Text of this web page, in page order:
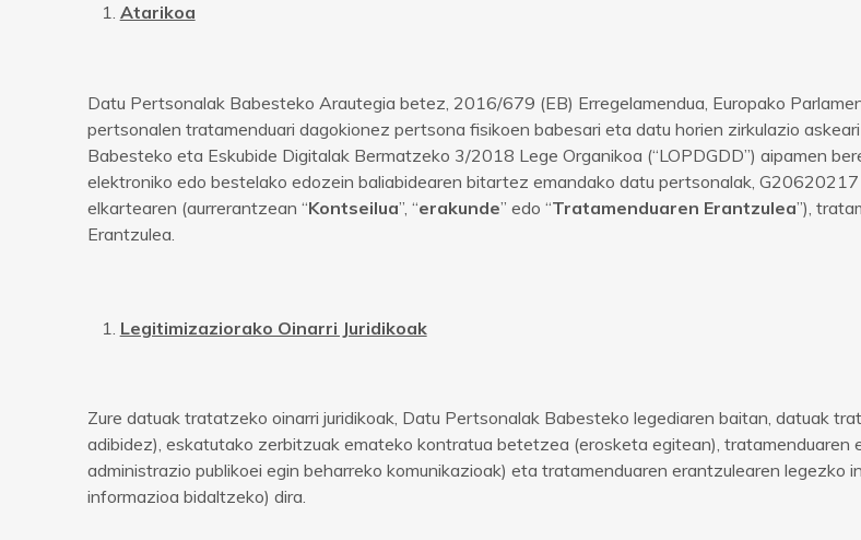
Atarikoa
Datu Pertsonalak Babesteko Arautegia betez, 2016/679 (EB) Erregelamendua, Europako
pertsonalen tratamenduari dagokionez pertsona fisikoen babesari eta datu horien zirkulazio
Babesteko eta Eskubide Digitalak Bermatzeko 3/2018 Lege Organikoa (“LOPDGDD”) aipamen
elektroniko edo bestelako edozein baliabidearen bitartez emandako datu pertsonalak, G20620217
elkartearen (aurrerantzean “Kontseilua”, “erakunde” edo “Tratamenduaren Erantzulea”),
Erantzulea.
Legitimizaziorako Oinarri Juridikoak
Zure datuak tratatzeko oinarri juridikoak, Datu Pertsonalak Babesteko legediaren baitan, datuak
adibidez), eskatutako zerbitzuak emateko kontratua betetzea (erosketa egitean),
administrazio publikoei egin beharreko komunikazioak) eta tratamenduaren erantzulearen
informazioa bidaltzeko) dira.